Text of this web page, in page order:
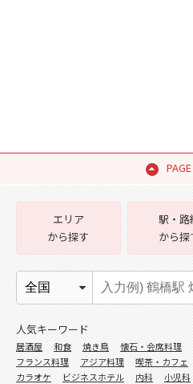
エリア
から探す
駅・路
から探
人気キーワード
居酒屋 和食 焼き鳥 懐石・会席料理
フランス料理
アジア料理 喫茶・カフェ
カラオケ
ビジネスホテル 内科 小児科